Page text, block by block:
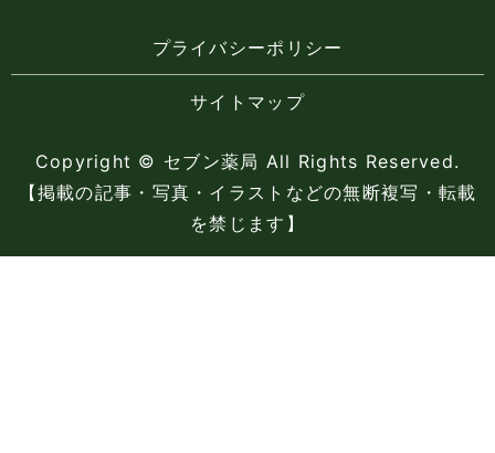
プライバシーポリシー
サイトマップ
Copyright © セブン薬局 All Rights Reserved.
【掲載の記事・写真・イラストなどの無断複写・転載
を禁じます】